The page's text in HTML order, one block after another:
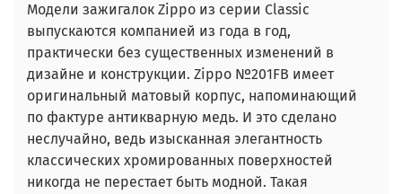
Модели зажигалок Zippo из серии Classic
выпускаются компанией из года в год,
практически без существенных изменений в
дизайне и конструкции. Zippo №201FB имеет
оригинальный матовый корпус, напоминающий
по фактуре антикварную медь. И это сделано
неслучайно, ведь изысканная элегантность
классических хромированных поверхностей
никогда не перестает быть модной. Такая